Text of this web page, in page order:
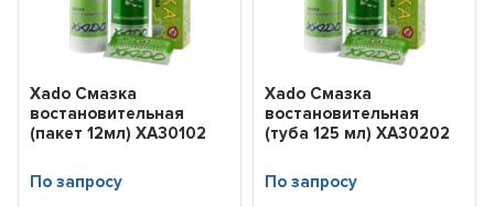
Xado Смазка
востановительная
(пакет 12мл) XA30102
По запросу
Xado Смазка
востановительная
(туба 125 мл) XA30202
По запросу